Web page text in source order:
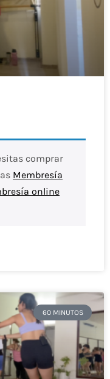
comprar
Membresía
online
60 MINUTOS